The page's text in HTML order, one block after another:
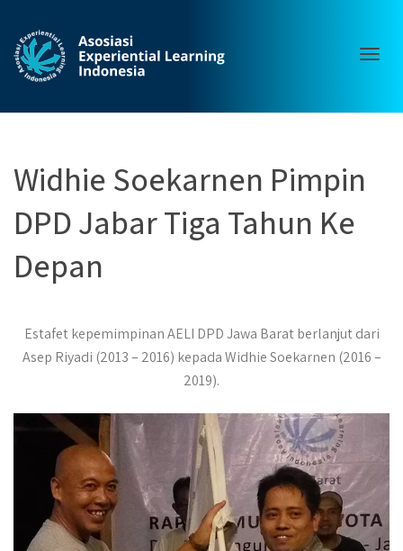
Widhie Soekarnen Pimpin
DPD Jabar Tiga Tahun Ke
Depan
Estafet kepemimpinan AELI DPD Jawa Barat berlanjut dari
Asep Riyadi (2013 – 2016) kepada Widhie Soekarnen (2016 –
2019).